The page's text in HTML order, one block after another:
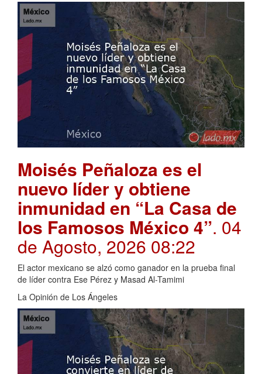
Moisés Peñaloza es el
nuevo líder y obtiene
inmunidad en “La Casa de
los Famosos México 4”. 04
de Agosto, 2026 08:22
El actor mexicano se alzó como ganador en la prueba final
de líder contra Ese Pérez y Masad Al-Tamimi
La Opinión de Los Ángeles